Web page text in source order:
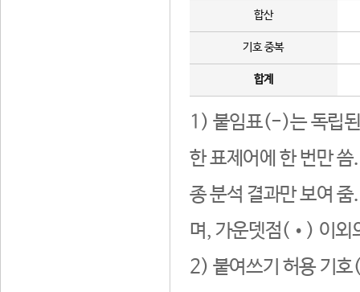
합산
기호 중복
합계
1) 붙임표(-)는 독립된
한 표제어에 한 번만
종 분석 결과만 보여
며, 가운뎃점(•) 이외
2) 붙여쓰기 허용 기호